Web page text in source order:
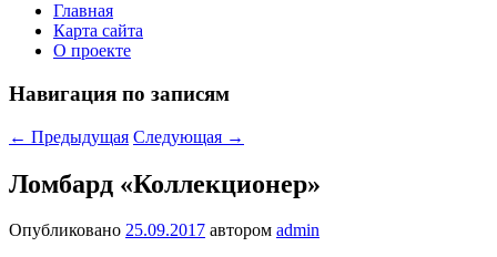
Главная
Карта сайта
О проекте
Навигация по записям
← Предыдущая Следующая →
Ломбард «Коллекционер»
Опубликовано 25.09.2017 автором admin